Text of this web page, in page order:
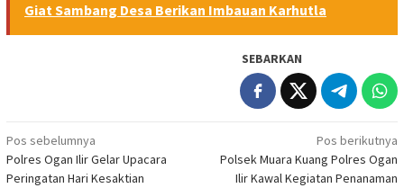
Giat Sambang Desa Berikan Imbauan Karhutla
SEBARKAN
Navigasi
pos
Pos sebelumnya
Polres Ogan Ilir Gelar Upacara
Peringatan Hari Kesaktian
Pos berikutnya
Polsek Muara Kuang Polres Ogan
Ilir Kawal Kegiatan Penanaman